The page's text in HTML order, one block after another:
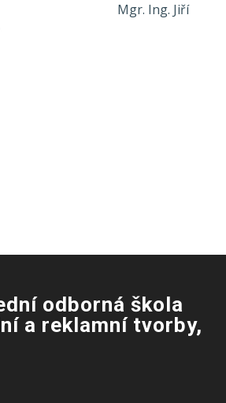
Mgr. Ing. Jiří
odborná škola
a reklamní tvorby,